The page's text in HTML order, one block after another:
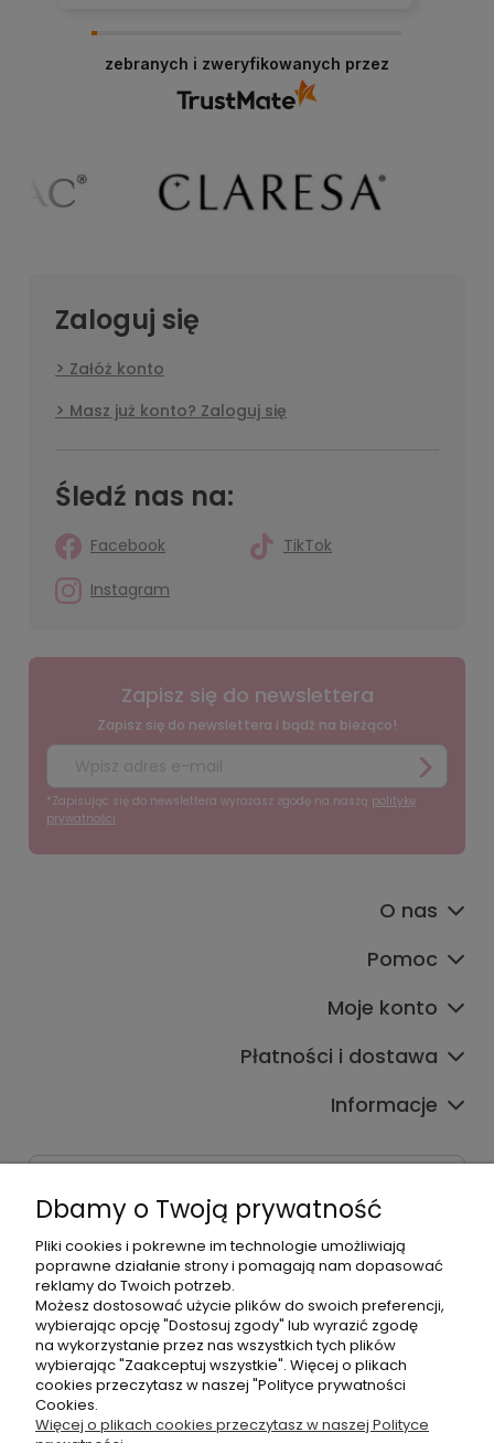
zebranych i zweryfikowanych przez
Zaloguj się
Załóż konto
Masz już konto? Zaloguj się
Śledź nas na:
Facebook
TikTok
Instagram
Zapisz się do newslettera
Zapisz się do newslettera i bądź na bieżąco!
*Zapisując się do newslettera wyrażasz zgodę na naszą politykę
prywatności
O nas
Pomoc
Moje konto
Płatności i dostawa
Informacje
Godziny czynnej infolinii
Pon.-Pt. 9:00-17:00
Telefon:
+48500660700
E-mail:
biuro@hurtowniahellonails.pl
Dbamy o Twoją prywatność
Pliki cookies i pokrewne im technologie umożliwiają
poprawne działanie strony i pomagają nam dopasować
reklamy do Twoich potrzeb.
Możesz dostosować użycie plików do swoich preferencji,
wybierając opcję "Dostosuj zgody" lub wyrazić zgodę
na wykorzystanie przez nas wszystkich tych plików
wybierając "Zaakceptuj wszystkie". Więcej o plikach
cookies przeczytasz w naszej "Polityce prywatności
Cookies.
Więcej o plikach cookies przeczytasz w naszej Polityce